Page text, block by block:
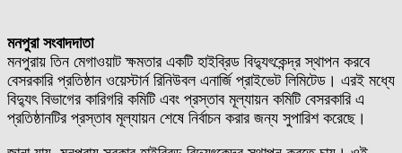
মনপুরা সংবাদদাতা
মনপুরায় তিন মেগাওয়াট ক্ষমতার একটি হাইব্রিড বিদ্যুৎকেন্দ্র স্থাপন করবে
বেসরকারি প্রতিষ্ঠান ওয়েস্টার্ন রিনিউবল এনার্জি প্রাইভেট লিমিটেড। এরই মধ্যে
বিদ্যুৎ বিভাগের কারিগরি কমিটি এবং প্রস্তাব মূল্যায়ন কমিটি বেসরকারি এ
প্রতিষ্ঠানটির প্রস্তাব মূল্যায়ন শেষে নির্বাচন করার জন্য সুপারিশ করেছে।